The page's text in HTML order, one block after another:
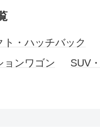
ト・ハッチバック
ョンワゴン
SUV